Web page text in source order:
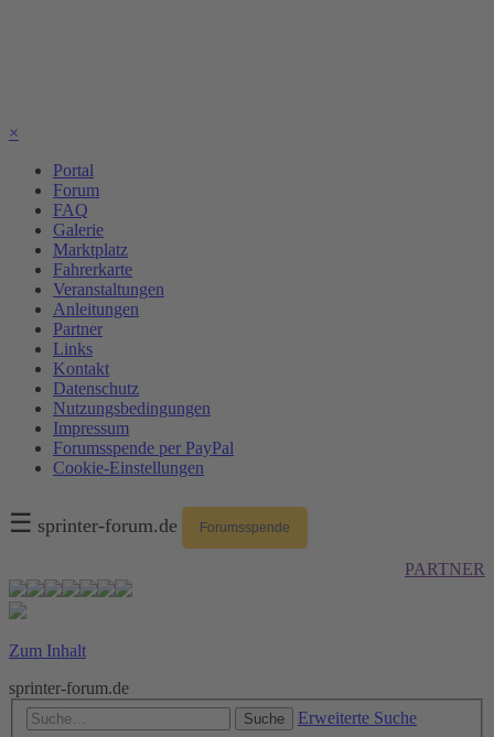
×
Portal
Forum
FAQ
Galerie
Marktplatz
Fahrerkarte
Veranstaltungen
Anleitungen
Partner
Links
Kontakt
Datenschutz
Nutzungsbedingungen
Impressum
Forumsspende per PayPal
Cookie-Einstellungen
☰ sprinter-forum.de Forumsspende
PARTNER
Zum Inhalt
sprinter-forum.de
Suche Erweiterte Suche